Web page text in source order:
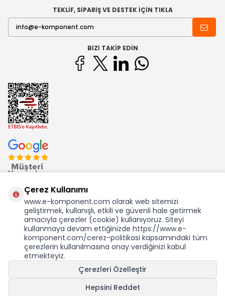
KDV Dahil Birim Fiyat
1.763,95TL
30,88 USD +KDV
GELINCE HABER VER
TEKLİF, SİPARİŞ VE DESTEK İÇİN TIKLA
BIZI TAKIP EDIN
Ekom Elk. Elektronik San. ve Tic. A.Ş.'nin Tescilli Bir Markasıdır
Çerez Kullanımı
www.e-komponent.com olarak web sitemizi
geliştirmek, kullanışlı, etkili ve güvenli hale getirmek
amacıyla çerezler (cookie) kullanıyoruz. Siteyi
kullanmaya devam ettiğinizde https://www.e-
komponent.com/cerez-politikasi kapsamındaki tüm
çerezlerin kullanılmasına onay verdiğinizi kabul
etmekteyiz.
Çerezleri Özelleştir
Hepsini Reddet